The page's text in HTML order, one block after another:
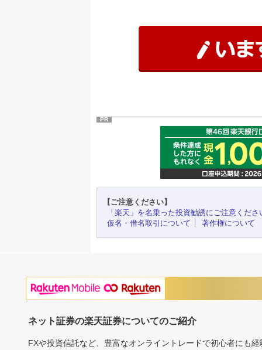
PR
【ご注意ください】
「楽天」を名乗った投資勧誘にご注意くださ
仮名・借名取引について
著作権について
ネット証券の楽天証券についてのご紹介
FXや投資信託など、豊富なオンライントレードで初心者にも